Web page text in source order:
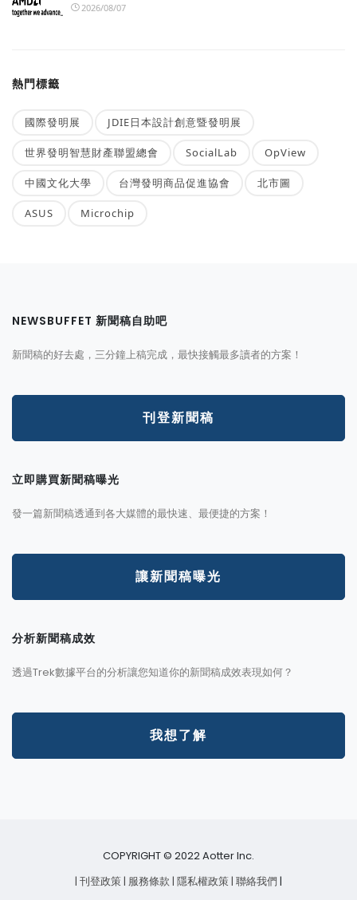
2026/08/07
熱門標籤
國際發明展 JDIE日本設計創意暨發明展
世界發明智慧財產聯盟總會 SocialLab OpView
中國文化大學 台灣發明商品促進協會 北市圖
ASUS Microchip
NEWSBUFFET 新聞稿自助吧
新聞稿的好去處，三分鐘上稿完成，最快接觸最多讀者的方案！
刊登新聞稿
立即購買新聞稿曝光
發一篇新聞稿透通到各大媒體的最快速、最便捷的方案！
讓新聞稿曝光
分析新聞稿成效
透過Trek數據平台的分析讓您知道你的新聞稿成效表現如何？
我想了解
COPYRIGHT © 2022 Aotter Inc.
| 刊登政策| 服務條款| 隱私權政策| 聯絡我們 |